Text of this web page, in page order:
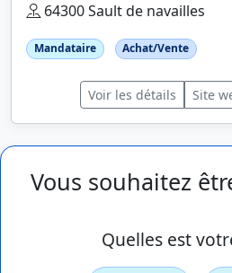
64300 Sault de navailles
Mandataire Achat/Vente
Voir les détails Site
Vous souhaitez
Quelles est